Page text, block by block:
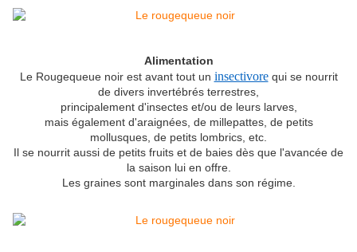
Alimentation
Le Rougequeue noir est avant tout un insectivorequi se nourrit
de divers invertébrés terrestres,
principalement d'insectes et/ou de leurs larves,
mais également d'araignées, de millepattes, de petits
mollusques, de petits lombrics, etc.
Il se nourrit aussi de petits fruits et de baies dès que l'avancée de
la saison lui en offre.
Les graines sont marginales dans son régime.